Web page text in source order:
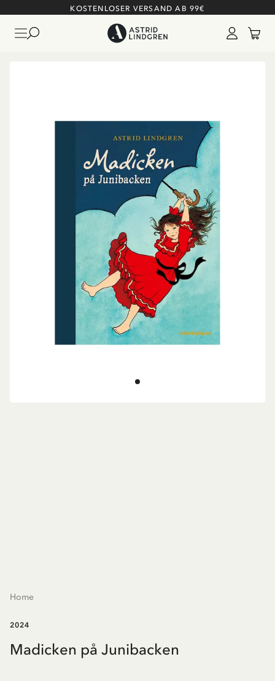
KOSTENLOSER VERSAND AB 99€
Home
2024
Madicken på Junibacken